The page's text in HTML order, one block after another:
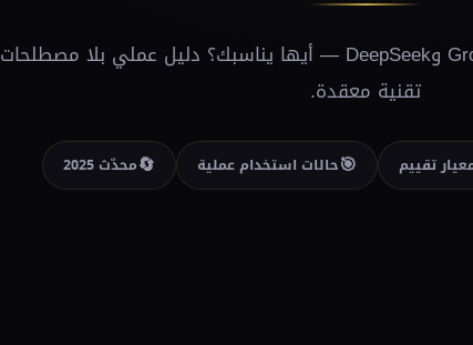
ChatGPT وGemini وClaude وGrok وDeepSeek — أيها يناسبك؟ دليل عملي بلا مصطلحات
تقنية معقدة.
🎯حالات استخدام عملية 🔄محدّث 2025